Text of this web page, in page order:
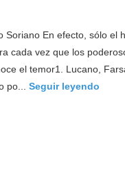
Soriano En efecto, sólo el
cada vez que los
el temor1. Lucano,
po... Seguir leyendo